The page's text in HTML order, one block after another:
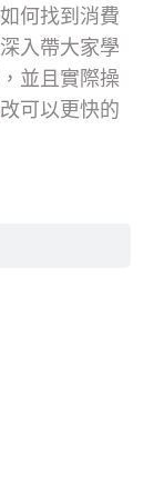
何找到消費
入帶大家學
並且實際操
可以更快的